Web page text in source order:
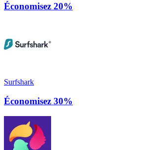
Économisez 20%
Surfshark
Économisez 30%